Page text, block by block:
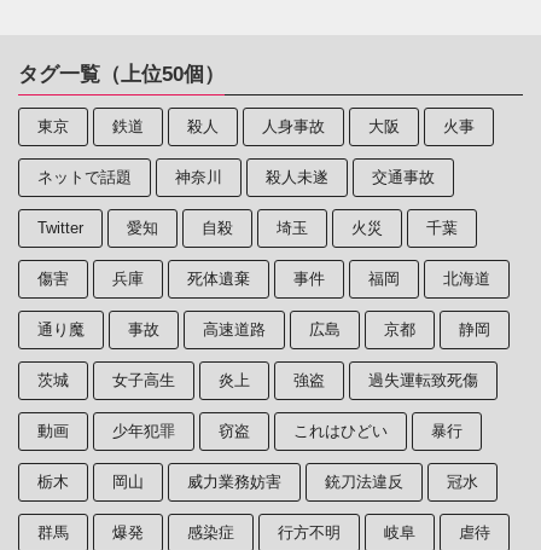
タグ一覧（上位50個）
東京 鉄道 殺人 人身事故 大阪 火事
ネットで話題 神奈川 殺人未遂 交通事故
Twitter 愛知 自殺 埼玉 火災 千葉
傷害 兵庫 死体遺棄 事件 福岡 北海道
通り魔 事故 高速道路 広島 京都 静岡
茨城 女子高生 炎上 強盗 過失運転致死傷
動画 少年犯罪 窃盗 これはひどい 暴行
栃木 岡山 威力業務妨害 銃刀法違反 冠水
群馬 爆発 感染症 行方不明 岐阜 虐待